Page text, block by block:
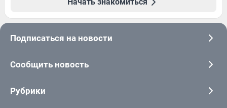
Подписаться на новости
Сообщить новость
Рубрики